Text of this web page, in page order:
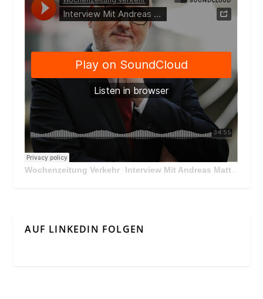
Wochenzeitung Verkehr · Interview Mit Andreas Matthä, CEO der ÖBB Holding
AUF LINKEDIN FOLGEN